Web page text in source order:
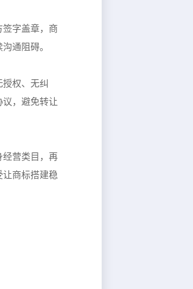
字盖章，商
通阻碍。
权、无纠
，避免转让
经营类目，再
让商标搭建稳